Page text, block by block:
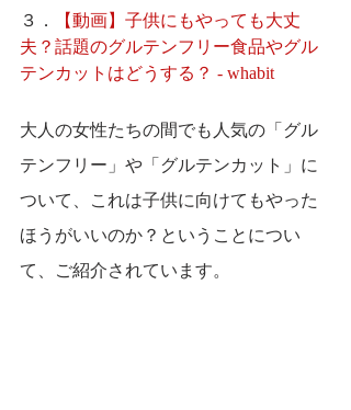
３．
【動画】子供にもやっても大丈
夫？話題のグルテンフリー食品やグル
テンカットはどうする？ - whabit
大人の女性たちの間でも人気の「グル
テンフリー」や「グルテンカット」に
ついて、これは子供に向けてもやった
ほうがいいのか？ということについ
て、ご紹介されています。